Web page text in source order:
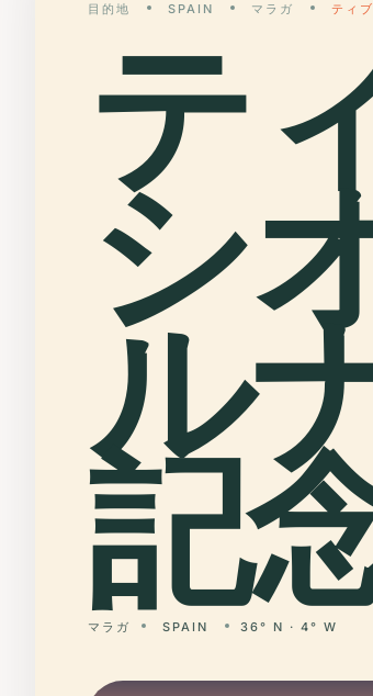
目的地 SPAIN マラガ ティ
テ
シ
ル
記
マラガ SPAIN 36° N · 4° W